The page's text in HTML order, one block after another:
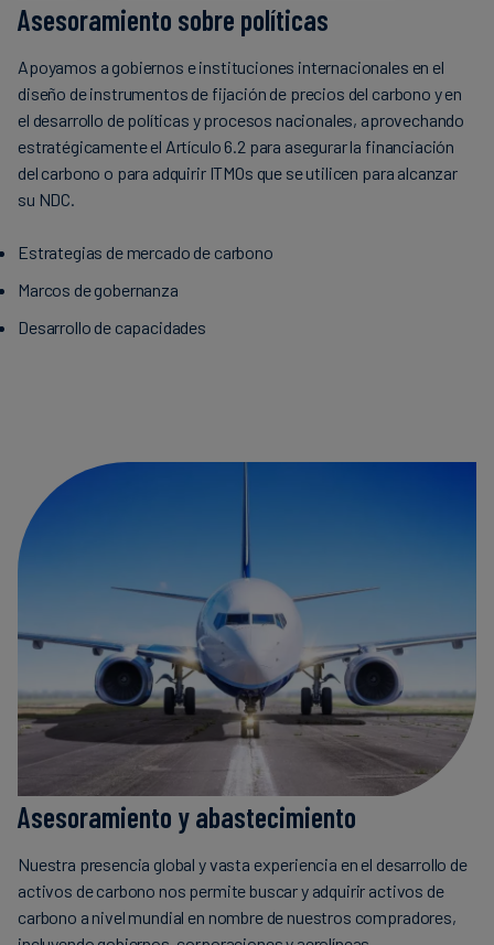
Asesoramiento sobre políticas
Apoyamos a gobiernos e instituciones internacionales en el
diseño de instrumentos de fijación de precios del carbono y en
el desarrollo de políticas y procesos nacionales, aprovechando
estratégicamente el Artículo 6.2 para asegurar la financiación
del carbono o para adquirir ITMOs que se utilicen para alcanzar
su NDC.
Estrategias de mercado de carbono
Marcos de gobernanza
Desarrollo de capacidades
Asesoramiento y abastecimiento
Nuestra presencia global y vasta experiencia en el desarrollo de
activos de carbono nos permite buscar y adquirir activos de
carbono a nivel mundial en nombre de nuestros compradores,